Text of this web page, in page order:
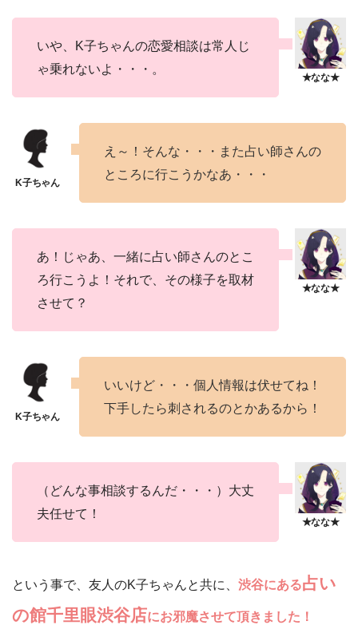
いや、K子ちゃんの恋愛相談は常人じ
ゃ乗れないよ・・・。
え～！そんな・・・また占い師さんの
ところに行こうかなあ・・・
あ！じゃあ、一緒に占い師さんのとこ
ろ行こうよ！それで、その様子を取材
させて？
いいけど・・・個人情報は伏せてね！
下手したら刺されるのとかあるから！
（どんな事相談するんだ・・・）大丈
夫任せて！
という事で、友人のK子ちゃんと共に、 渋谷にある占い
の館千里眼渋谷店にお邪魔させて頂きました！